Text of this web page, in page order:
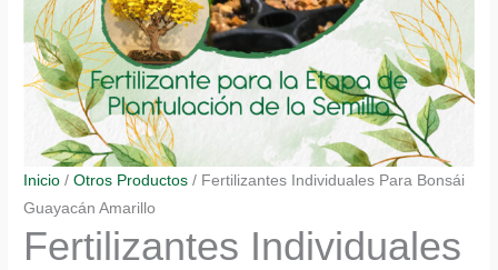
Inicio /Otros Productos / Fertilizantes Individuales Para Bonsái
Guayacán Amarillo
Fertilizantes Individuales